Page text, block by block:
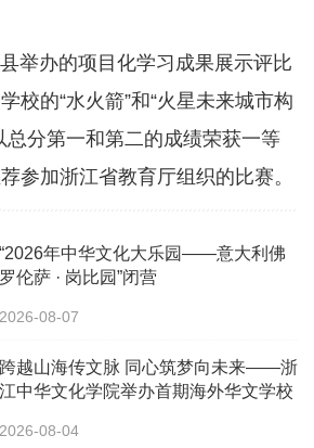
办的项目化学习成果展示评比
校的“水火箭”和“火星未来城市构
总分第一和第二的成绩荣获一等
参加浙江省教育厅组织的比赛。
“2026年中华文化大乐园——意大利佛
罗伦萨 · 岗比园”闭营
2026-08-07
跨越山海传文脉 同心筑梦向未来——浙
江中华文化学院举办首期海外华文学校
2026-08-04